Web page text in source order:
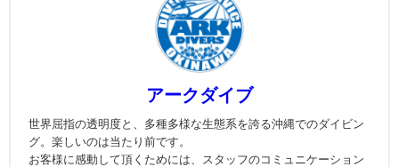
アークダイブ
世界屈指の透明度と、多種多様な生態系を誇る沖縄でのダイビン
グ。楽しいのは当たり前です。
お客様に感動して頂くためには、スタッフのコミュニケーション